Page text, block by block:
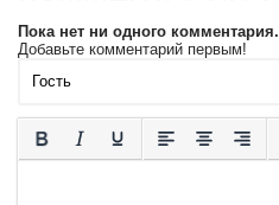
Пока нет ни одного комментария.
Добавьте комментарий первым!